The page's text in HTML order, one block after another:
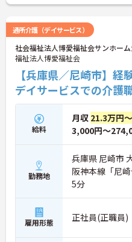
通所介護（デイサービス）
社会福祉法人博愛福祉会サンホー
福祉法人博愛福祉会
【兵庫県／尼崎市】
デイサービスでの介護
給料
月収 21.3万円
3,000円～
勤務地
兵庫県 尼崎市
阪神本線「尼
5分
雇用形態 正社員(正職員)